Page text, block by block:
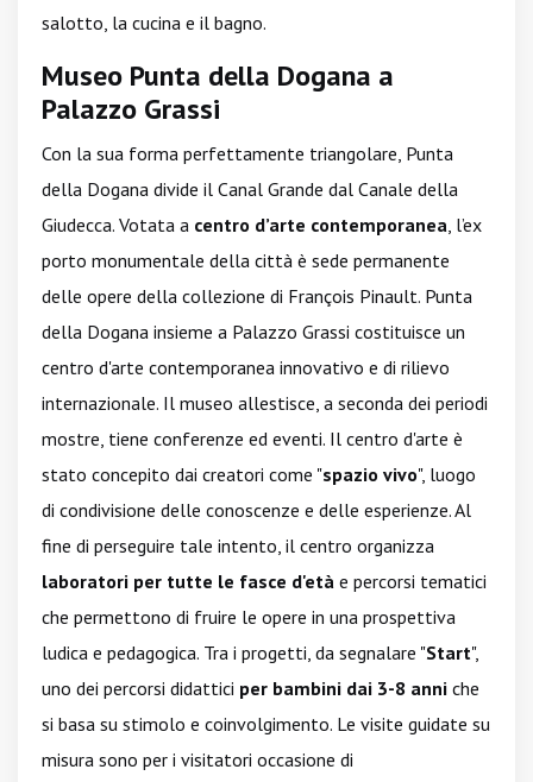
salotto, la cucina e il bagno.
Museo Punta della Dogana a
Palazzo Grassi
Con la sua forma perfettamente triangolare, Punta
della Dogana divide il Canal Grande dal Canale della
Giudecca. Votata a centro d’arte contemporanea, l’ex
porto monumentale della città è sede permanente
delle opere della collezione di François Pinault. Punta
della Dogana insieme a Palazzo Grassi costituisce un
centro d'arte contemporanea innovativo e di rilievo
internazionale. Il museo allestisce, a seconda dei periodi
mostre, tiene conferenze ed eventi. Il centro d'arte è
stato concepito dai creatori come "spazio vivo", luogo
di condivisione delle conoscenze e delle esperienze. Al
fine di perseguire tale intento, il centro organizza
laboratori per tutte le fasce d'età e percorsi tematici
che permettono di fruire le opere in una prospettiva
ludica e pedagogica. Tra i progetti, da segnalare "Start",
uno dei percorsi didattici per bambini dai 3-8 anni che
si basa su stimolo e coinvolgimento. Le visite guidate su
misura sono per i visitatori occasione di